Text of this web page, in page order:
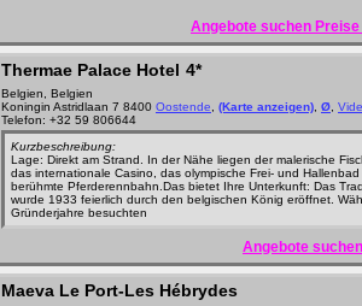
Angebote suchen
Thermae Palace Hotel 4*
Belgien, Belgien
Koningin Astridlaan 7 8400 Oostende (Karte anzeigen) Ø
Telefon: +32 59 806644
Kurzbeschreibung:
Lage: Direkt am Strand. In der Nähe liegen der malerische
das internationale Casino, das olympische Frei- und
berühmte Pferderennbahn.Das bietet Ihre Unterkunft: Das
wurde 1933 feierlich durch den belgischen König eröffnet.
Gründerjahre besuchten
Angebote
Maeva Le Port-Les Hébrydes